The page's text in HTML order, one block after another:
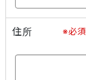
住所 ※必須